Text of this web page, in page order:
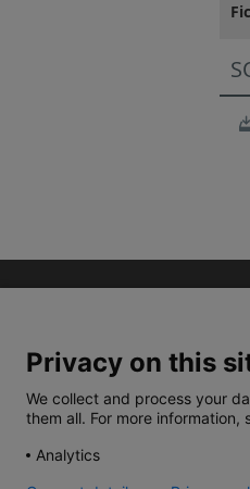
TERMOS E
Privacy on this
We collect and process your
them all. For more information,
Analytics